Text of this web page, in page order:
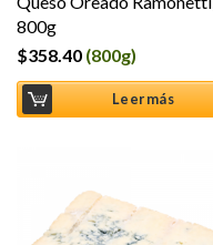
800g
$358.40 (800g)
Leer más